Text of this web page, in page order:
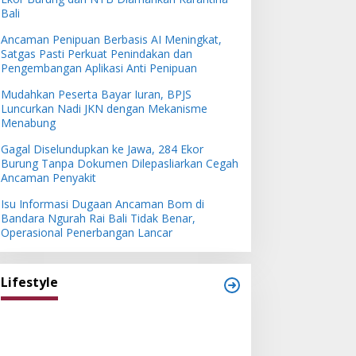
Bali
Ancaman Penipuan Berbasis AI Meningkat,
Satgas Pasti Perkuat Penindakan dan
Pengembangan Aplikasi Anti Penipuan
Mudahkan Peserta Bayar Iuran, BPJS
Luncurkan Nadi JKN dengan Mekanisme
Menabung
Gagal Diselundupkan ke Jawa, 284 Ekor
Burung Tanpa Dokumen Dilepasliarkan Cegah
Ancaman Penyakit
Isu Informasi Dugaan Ancaman Bom di
Bandara Ngurah Rai Bali Tidak Benar,
Operasional Penerbangan Lancar
Lifestyle